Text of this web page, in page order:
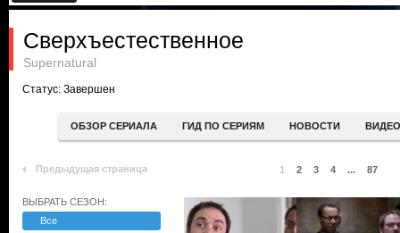
Сверхъестественное
Supernatural
Статус: Завершен
ОБЗОР СЕРИАЛА ГИД ПО СЕРИЯМ НОВОСТИ ВИДЕО
Предыдущая страница 1 2 3 4 ... 87
ВЫБРАТЬ СЕЗОН:
Все